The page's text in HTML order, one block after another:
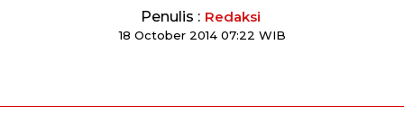
Penulis : Redaksi
18 October 2014 07:22 WIB